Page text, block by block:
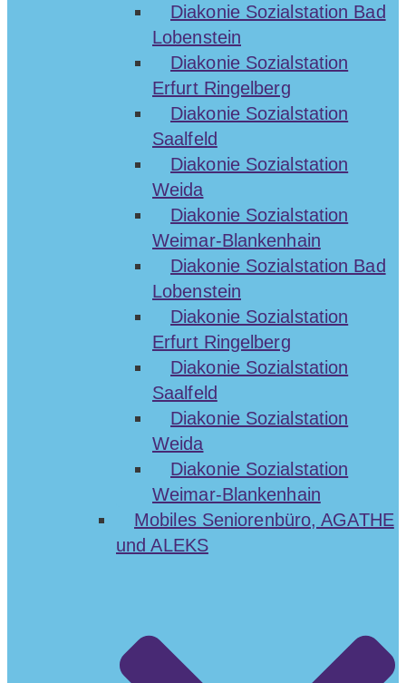
Diakonie Sozialstation Bad
Lobenstein
Diakonie Sozialstation
Erfurt Ringelberg
Diakonie Sozialstation
Saalfeld
Diakonie Sozialstation
Weida
Diakonie Sozialstation
Weimar-Blankenhain
Diakonie Sozialstation Bad
Lobenstein
Diakonie Sozialstation
Erfurt Ringelberg
Diakonie Sozialstation
Saalfeld
Diakonie Sozialstation
Weida
Diakonie Sozialstation
Weimar-Blankenhain
Mobiles Seniorenbüro, AGATHE
und ALEKS